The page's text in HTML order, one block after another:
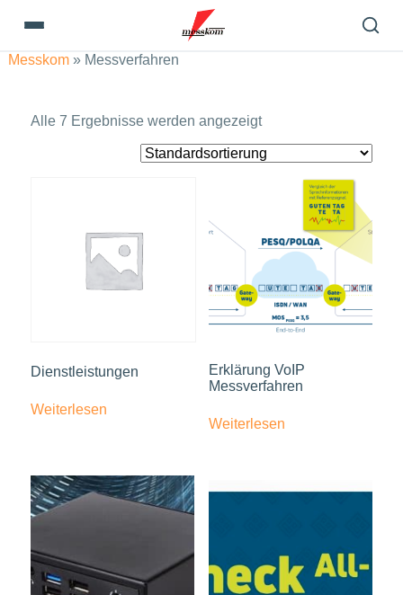
Messkom » Messverfahren
Alle 7 Ergebnisse werden angezeigt
Dienstleistungen
Weiterlesen
Erklärung VoIP
Messverfahren
Weiterlesen